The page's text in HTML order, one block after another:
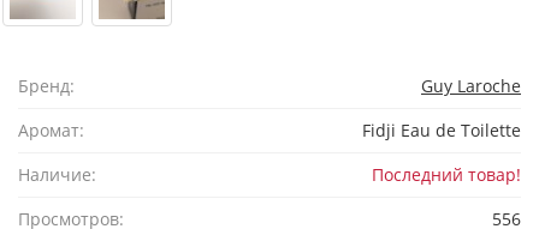
Бренд:
Guy Laroche
Аромат:
Fidji Eau de Toilette
Наличие:
Последний товар!
Просмотров:
556